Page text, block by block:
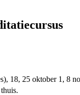
18, 25 oktober 1, 8